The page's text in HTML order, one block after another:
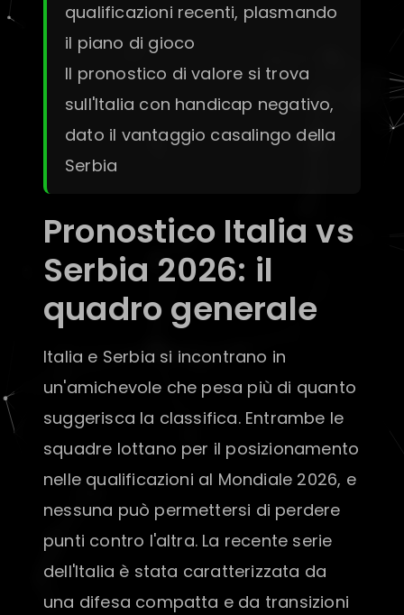
qualificazioni recenti, plasmando
il piano di gioco
Il pronostico di valore si trova
sull'Italia con handicap negativo,
dato il vantaggio casalingo della
Serbia
Pronostico Italia vs
Serbia 2026: il
quadro generale
Italia e Serbia si incontrano in
un'amichevole che pesa più di quanto
suggerisca la classifica. Entrambe le
squadre lottano per il posizionamento
nelle qualificazioni al Mondiale 2026, e
nessuna può permettersi di perdere
punti contro l'altra. La recente serie
dell'Italia è stata caratterizzata da
una difesa compatta e da transizioni